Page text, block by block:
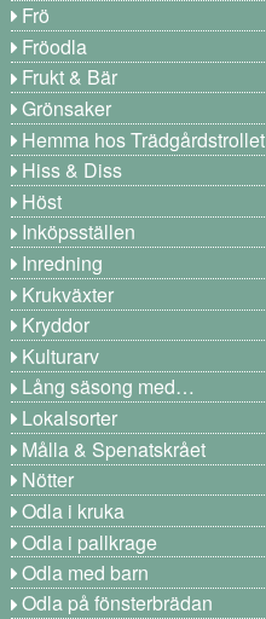
Frö
Fröodla
Frukt & Bär
Grönsaker
Hemma hos Trädgårdstrollet
Hiss & Diss
Höst
Inköpsställen
Inredning
Krukväxter
Kryddor
Kulturarv
Lång säsong med…
Lokalsorter
Målla & Spenatskrået
Nötter
Odla i kruka
Odla i pallkrage
Odla med barn
Odla på fönsterbrädan